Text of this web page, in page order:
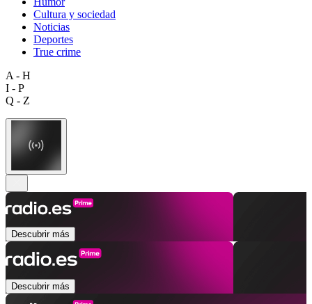
Cultura y sociedad
Noticias
Deportes
True crime
A - H
I - P
Q - Z
Descubrir más
Descubrir más